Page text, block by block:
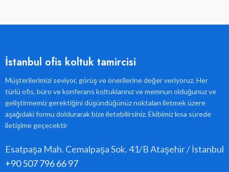
İstanbul ofis koltuk tamircisi
Müşterilerimizi seviyor, görüş ve önerilerine değer veriyoruz. Her
türlü ofis, büro ve konferans koltuklarınız ve memnun olduğunuz ve
geliştirmemiz gerektiğini düşündüğünüz noktaları iletmek üzere
aşağıdaki formu doldurarak bize iletebilirsiniz. Ekibimiz kısa sürede
iletişime geçecektir
Esatpaşa Mah. Cemalpaşa Sok. 41/B Ataşehir / İstanbul
+90 507 796 66 97